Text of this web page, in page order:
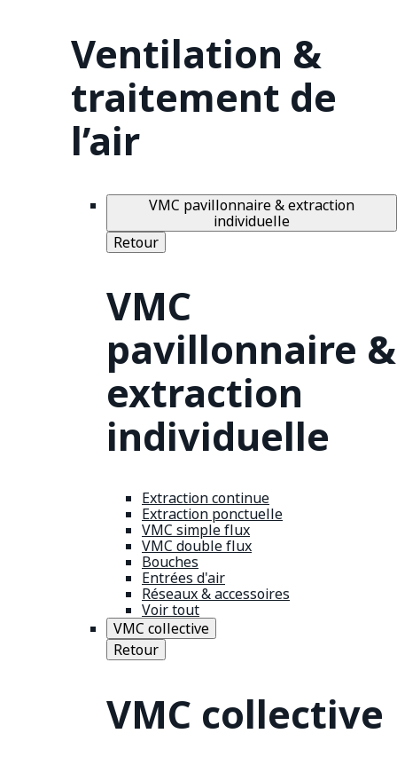
Ventilation &
traitement de
l’air
VMC pavillonnaire & extraction
individuelle
Retour
VMC
pavillonnaire &
extraction
individuelle
Extraction continue
Extraction ponctuelle
VMC simple flux
VMC double flux
Bouches
Entrées d'air
Réseaux & accessoires
Voir tout
VMC collective
Retour
VMC collective